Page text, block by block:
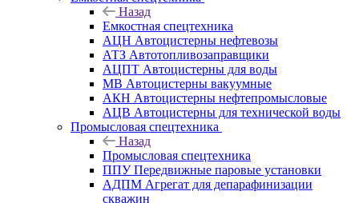
Назад
Емкостная спецтехника
АЦН Автоцистерны нефтевозы
АТЗ Автотопливозаправщики
АЦПТ Автоцистерны для воды
МВ Автоцистерны вакуумные
АКН Автоцистерны нефтепромысловые
АЦВ Автоцистерны для технической воды
Промысловая спецтехника
Назад
Промысловая спецтехника
ППУ Передвижные паровые установки
АДПМ Агрегат для депарафинизации
скважин